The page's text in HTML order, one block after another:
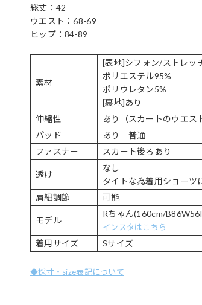
総丈：42
ウエスト：68-69
ヒップ：84-89
素材
[表地]シフォン/ストレッ
ポリエステル95%
ポリウレタン5%
[裏地]あり
伸縮性
あり（スカートのウエス
パッド
あり 普通
ファスナー
スカート後ろあり
透け
なし
タイトな為着用ショーツ
肩紐調節
可能
モデル
Rちゃん(160cm/
インスタはこちら
着用サイズ
Sサイズ
◆採寸・size表記について